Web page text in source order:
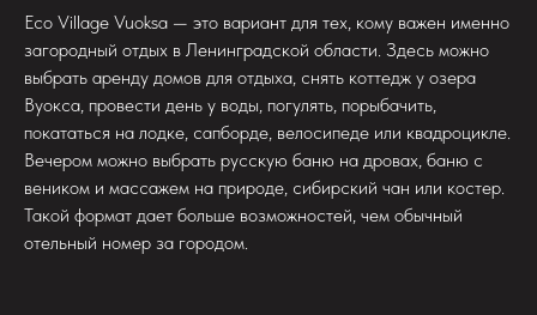
Eco Village Vuoksa — это вариант для тех, кому важен именно
загородный отдых в Ленинградской области. Здесь можно
выбрать аренду домов для отдыха, снять коттедж у озера
Вуокса, провести день у воды, погулять, порыбачить,
покататься на лодке, сапборде, велосипеде или квадроцикле.
Вечером можно выбрать русскую баню на дровах, баню с
веником и массажем на природе, сибирский чан или костер.
Такой формат дает больше возможностей, чем обычный
отельный номер за городом.